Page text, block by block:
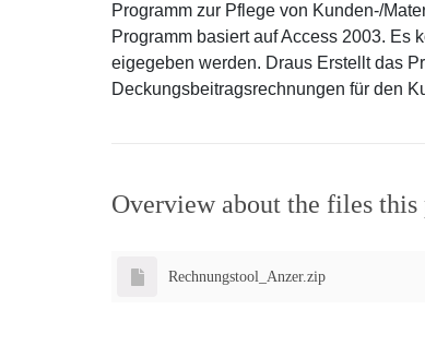
Programm zur Pflege von Kunden-/
Programm basiert auf Access 2003. Es
eigegeben werden. Draus Erstellt das
Deckungsbeitragsrechnungen für den
Overview about the files this
Rechnungstool_Anzer.zip